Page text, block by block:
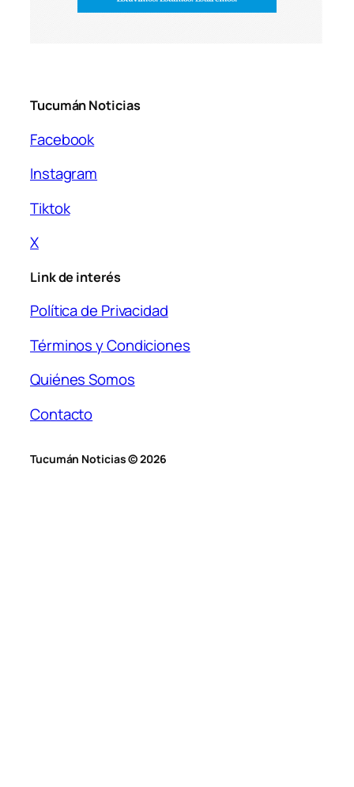
Tucumán Noticias
Facebook
Instagram
Tiktok
X
Link de interés
Política de Privacidad
Términos y Condiciones
Quiénes Somos
Contacto
Tucumán Noticias © 2026